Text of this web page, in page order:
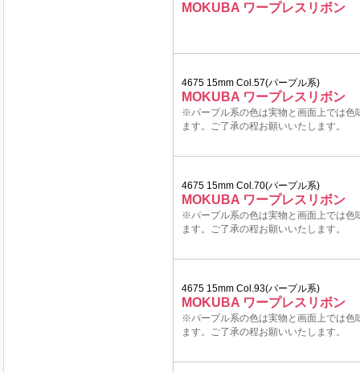
MOKUBA ワープレスリボン
4675 15mm Col.57(パープル系)
MOKUBA ワープレスリボン
※パープル系の色は実物と画面上では色
ます。ご了承の程お願いいたします。
4675 15mm Col.70(パープル系)
MOKUBA ワープレスリボン
※パープル系の色は実物と画面上では色
ます。ご了承の程お願いいたします。
4675 15mm Col.93(パープル系)
MOKUBA ワープレスリボン
※パープル系の色は実物と画面上では色
ます。ご了承の程お願いいたします。